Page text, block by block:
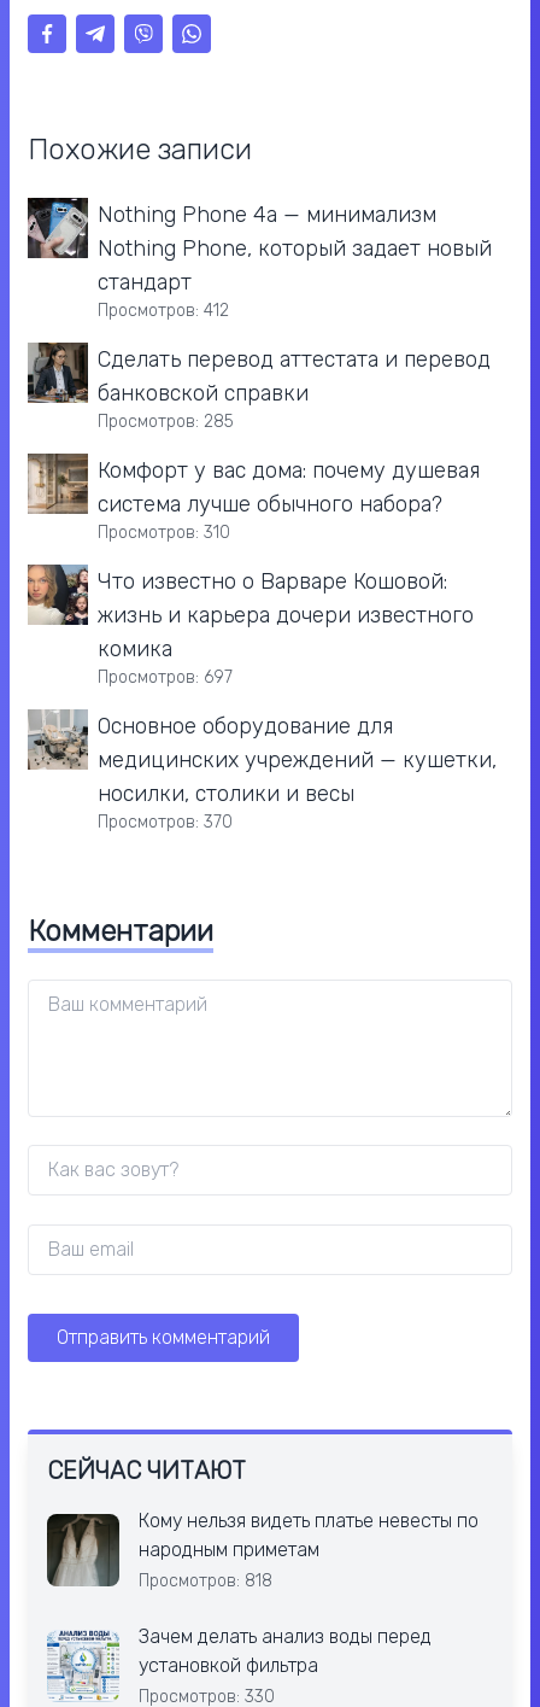
Похожие записи
Nothing Phone 4a — минимализм
Nothing Phone, который задает новый
стандарт
Просмотров: 412
Сделать перевод аттестата и перевод
банковской справки
Просмотров: 285
Комфорт у вас дома: почему душевая
система лучше обычного набора?
Просмотров: 310
Что известно о Варваре Кошовой:
жизнь и карьера дочери известного
комика
Просмотров: 697
Основное оборудование для
медицинских учреждений — кушетки,
носилки, столики и весы
Просмотров: 370
Комментарии
СЕЙЧАС ЧИТАЮТ
Кому нельзя видеть платье невесты по
народным приметам
Просмотров: 818
Зачем делать анализ воды перед
установкой фильтра
Просмотров: 330